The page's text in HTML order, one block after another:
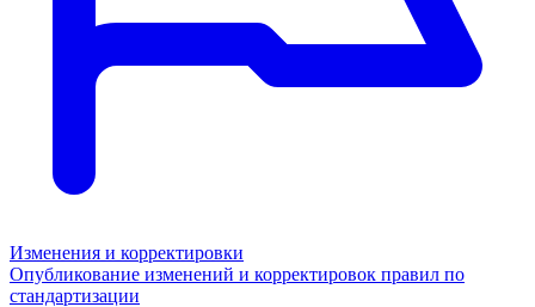
Изменения и корректировки
Опубликование изменений и корректировок правил по
стандартизации